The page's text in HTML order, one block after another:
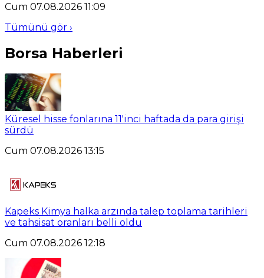
Cum 07.08.2026 11:09
Tümünü gör ›
Borsa Haberleri
Küresel hisse fonlarına 11'inci haftada da para girişi
sürdü
Cum 07.08.2026 13:15
Kapeks Kimya halka arzında talep toplama tarihleri
ve tahsisat oranları belli oldu
Cum 07.08.2026 12:18